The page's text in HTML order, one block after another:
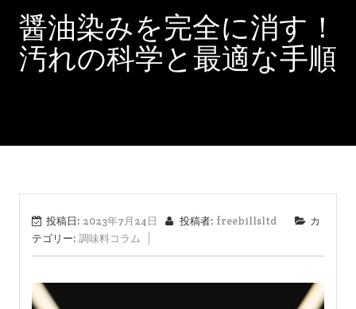
醤油染みを完全に消す！
汚れの科学と最適な手順
投稿日: 2023年7月24日 投稿者: freebillsltd
カ
テゴリー: 調味料コラム